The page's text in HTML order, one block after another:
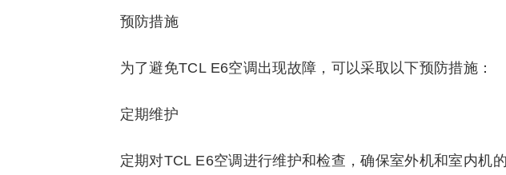
预防措施
为了避免TCL E6空调出现故障，可以采取以下预防措施：
定期维护
定期对TCL E6空调进行维护和检查，确保室外机和室内机